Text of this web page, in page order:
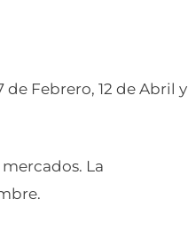
Febrero, 12 de Abril y
La